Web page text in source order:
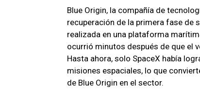
Blue Origin, la compañía de
recuperación de la primera fase de
realizada en una plataforma
ocurrió minutos después de que el
Hasta ahora, solo SpaceX había
misiones espaciales, lo que
de Blue Origin en el sector.